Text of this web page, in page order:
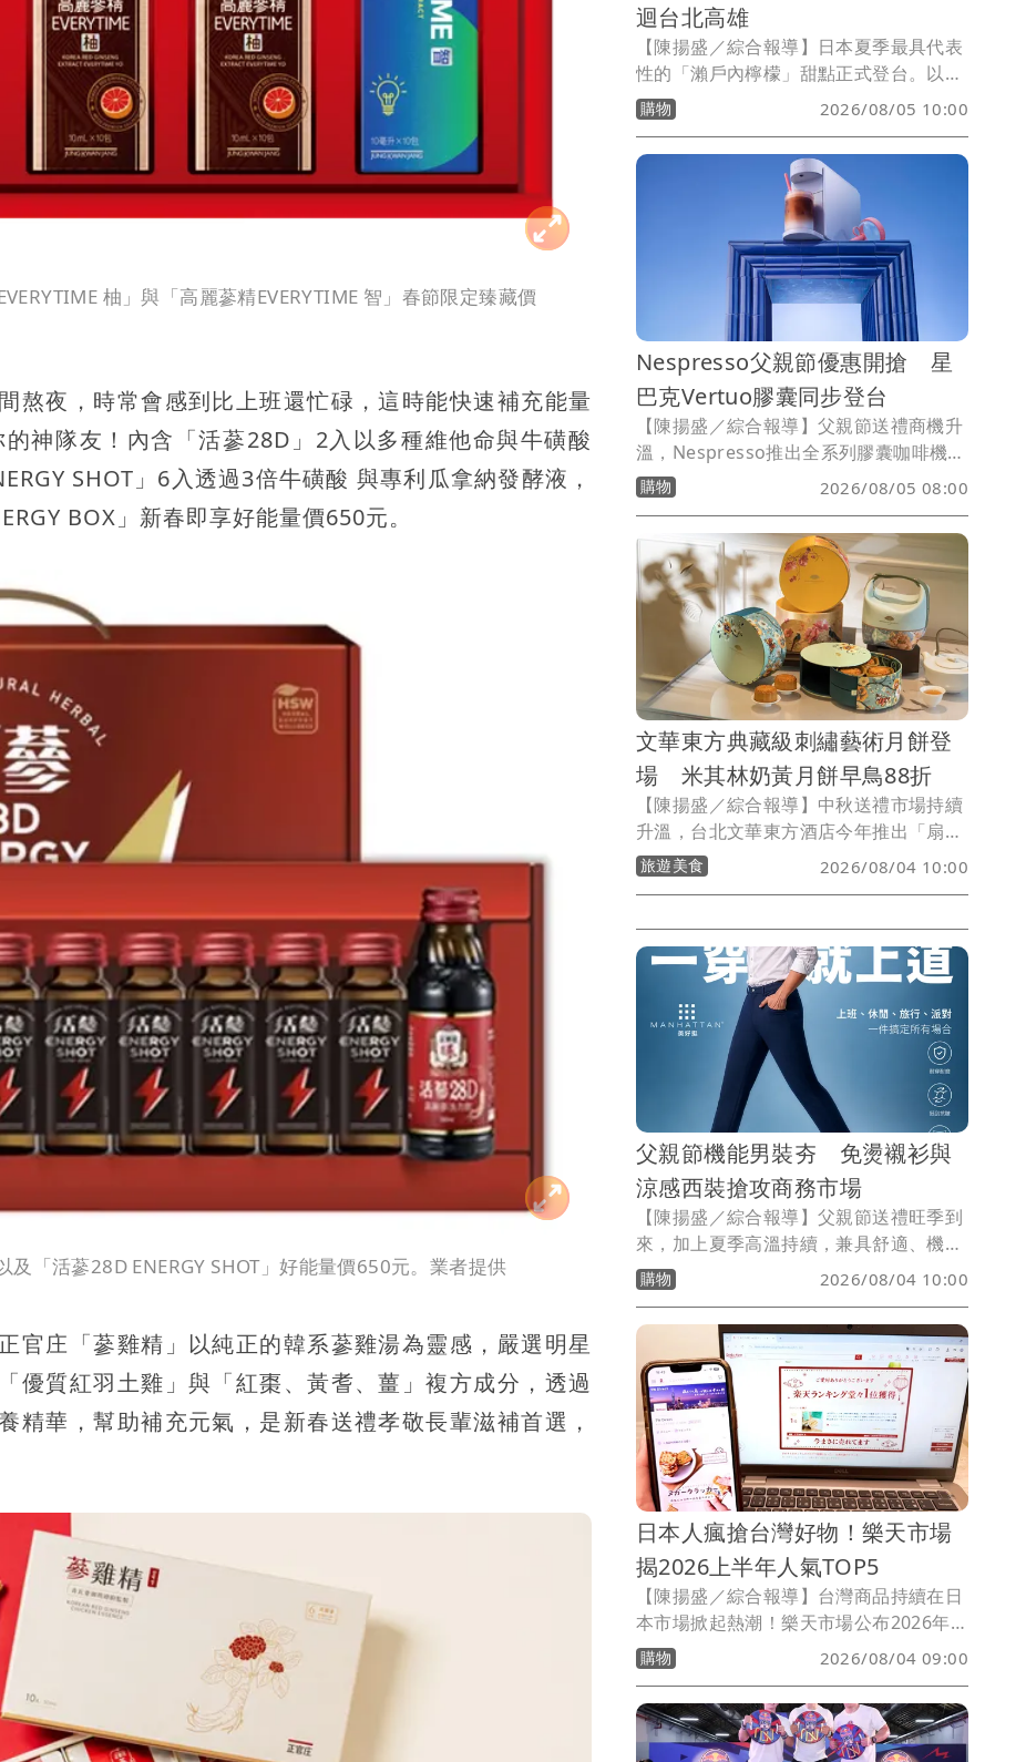
柚」與「高麗蔘精EVERYTIME 智」春節限定臻藏價
熬夜，時常會感到比上班還忙碌，這時能快速補充能量
神隊友！內含「活蔘28D」2入以多種維他命與牛磺酸
SHOT」6入透過3倍牛磺酸 與專利瓜拿納發酵液，
BOX」新春即享好能量價650元。
及「活蔘28D ENERGY SHOT」好能量價650元。業者提供
官庄「蔘雞精」以純正的韓系蔘雞湯為靈感，嚴選明星
優質紅羽土雞」與「紅棗、黃耆、薑」複方成分，透過
精華，幫助補充元氣，是新春送禮孝敬長輩滋補首選，
迴台北高雄
【陳揚盛／綜合報導】日本夏季最具代表
性的「瀨戶內檸檬」甜點正式登台。以北
海道生乳酪蛋糕打響名號的
ChizCheese，首間百貨專櫃進駐新竹Big
City遠東巨城購物中心，同步推出全新
「瀨戶內檸檬蛋糕」，主打日本廣島縣瀨
戶內檸檬製作，並以神還原整顆檸檬的造
型吸引目光，讓消費者免飛日本也能品嚐
夏季人氣甜點。此外，品牌8月將展開台
北、高雄快閃巡迴，擴大搶攻夏季甜點市
購物 2026/08/05 10:00
Nespresso父親節優惠開搶 星
巴克Vertuo膠囊同步登台
【陳揚盛／綜合報導】父親節送禮商機升
溫，Nespresso推出全系列膠囊咖啡機限
時優惠，即日起至8/12祭出最低3300元
起優惠價，並推出多款限定咖啡機與膠囊
組合，滿足不同族群的居家咖啡需求。同
時，星巴克®Nespresso Vertuo系列咖
啡膠囊也正式在台上市，六款經典咖啡風
味首度支援VERTUO系統，讓消費者在家
即可重現熟悉的星巴克咖啡館體驗。
購物 2026/08/05 08:00
文華東方典藏級刺繡藝術月餅登
場 米其林奶黃月餅早鳥88折
【陳揚盛／綜合報導】中秋送禮市場持續
升溫，台北文華東方酒店今年推出「扇享
中秋．蝶舞芳華」系列中秋月餅禮盒，以
典藏級刺繡藝術結合東方美學，推出米其
月餅及首度推出的雙入廣式月餅禮袋，即
日起開放預購，8/9前預購付款可享六入
禮盒88折、雙入禮袋9折優惠。
旅遊美食 2026/08/04 10:00
父親節機能男裝夯 免燙襯衫與
涼感西裝搶攻商務市場
【陳揚盛／綜合報導】父親節送禮旺季到
來，加上夏季高溫持續，兼具舒適、機能
與正式感的男裝需求明顯升溫。近年消費
者選購商務服飾時，不再只看重版型與外
觀，更重視涼感、抗皺、易保養及多場合
穿搭等功能性，帶動機能男裝市場持續成
長，也促使品牌紛紛推出結合科技面料與
實用設計的新產品，搶攻父親節送禮與夏
季換季商機。
購物 2026/08/04 10:00
日本人瘋搶台灣好物！樂天市場
揭2026上半年人氣TOP5
【陳揚盛／綜合報導】台灣商品持續在日
本市場掀起熱潮！樂天市場公布2026年上
半年日本消費者最愛台灣商品TOP5，從
傳統伴手禮到生活用品、專業職人工具，
台灣品牌正逐漸走入日本消費者日常。榜
單中甜點仍是最大熱門，包括「甜滿香蔥
牛軋餅」、「漢坊餅藝伯爵珍珠流心」及
購物 2026/08/04 09:00